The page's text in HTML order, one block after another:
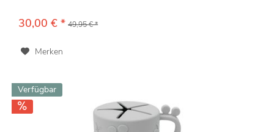
30,00 € * 49,95 € *
Merken
Verfügbar